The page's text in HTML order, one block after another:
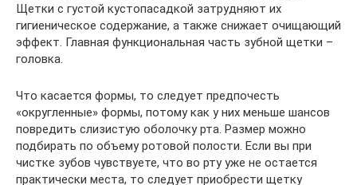
Щетки с густой кустопасадкой затрудняют их
гигиеническое содержание, а также снижает очищающий
эффект. Главная функциональная часть зубной щетки –
головка.
Что касается формы, то следует предпочесть
«округленные» формы, потому как у них меньше шансов
повредить слизистую оболочку рта. Размер можно
подбирать по объему ротовой полости. Если вы при
чистке зубов чувствуете, что во рту уже не остается
практически места, то следует приобрести щетку